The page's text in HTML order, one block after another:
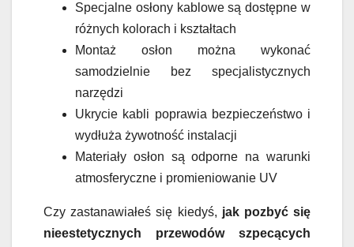
Specjalne osłony kablowe są dostępne w
różnych kolorach i kształtach
Montaż osłon można wykonać
samodzielnie bez specjalistycznych
narzędzi
Ukrycie kabli poprawia bezpieczeństwo i
wydłuża żywotność instalacji
Materiały osłon są odporne na warunki
atmosferyczne i promieniowanie UV
Czy zastanawiałeś się kiedyś, jak pozbyć się
nieestetycznych przewodów szpecących